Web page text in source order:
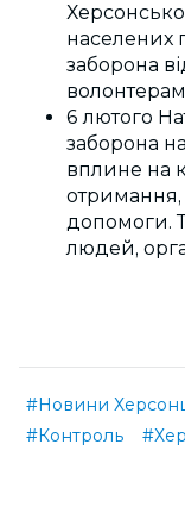
населених
заборона
6 лютого
заборона
вплине на
отримання,
допомоги.
людей,
#Новини
#Контроль